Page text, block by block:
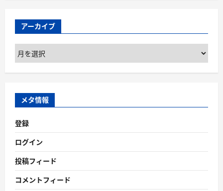
アーカイブ
ア
ー
カ
ブ
メタ情報
登録
ログイン
投稿フィード
コメントフィード